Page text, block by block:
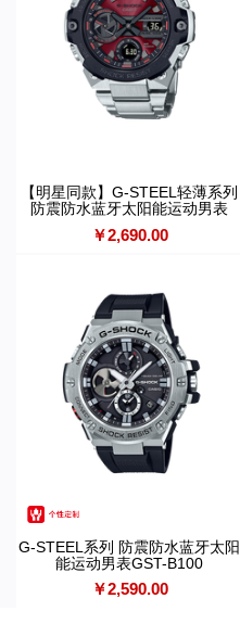
【明星同款】G-STEEL轻薄系列
防震防水蓝牙太阳能运动男表
￥2,690.00
G-STEEL系列 防震防水蓝牙太阳
能运动男表GST-B100
￥2,590.00